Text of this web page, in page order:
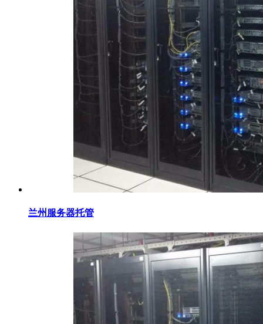
兰州服务器托管